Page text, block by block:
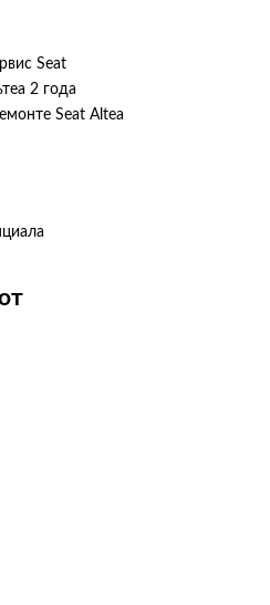
Seat
2 года
Seat Altea